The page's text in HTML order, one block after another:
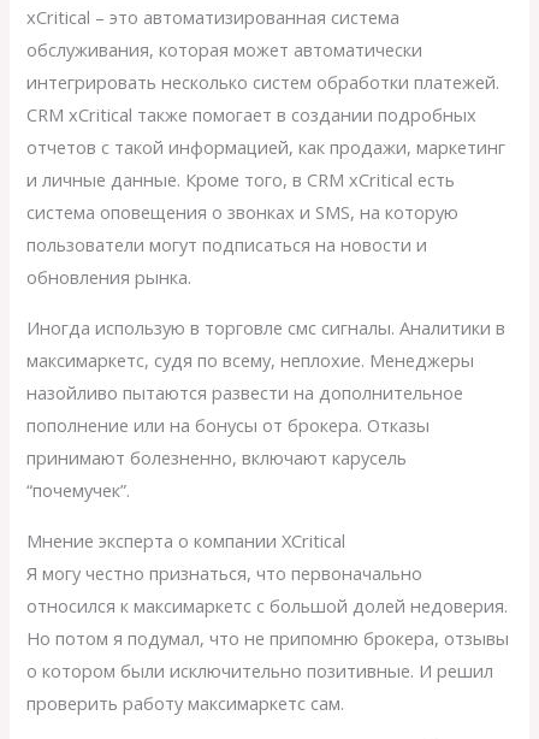
xCritical – это автоматизированная система
обслуживания, которая может автоматически
интегрировать несколько систем обработки платежей.
CRM xCritical также помогает в создании подробных
отчетов с такой информацией, как продажи, маркетинг
и личные данные. Кроме того, в CRM xCritical есть
система оповещения о звонках и SMS, на которую
пользователи могут подписаться на новости и
обновления рынка.
Иногда использую в торговле смс сигналы. Аналитики в
максимаркетс, судя по всему, неплохие. Менеджеры
назойливо пытаются развести на дополнительное
пополнение или на бонусы от брокера. Отказы
принимают болезненно, включают карусель
“почемучек”.
Мнение эксперта о компании XCritical
Я могу честно признаться, что первоначально
относился к максимаркетс с большой долей недоверия.
Но потом я подумал, что не припомню брокера, отзывы
о котором были исключительно позитивные. И решил
проверить работу максимаркетс сам.